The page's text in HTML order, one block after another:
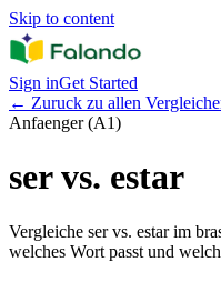
Skip to content
Sign inGet Started
← Zuruck zu allen
Anfaenger (A1)
ser vs. estar
Vergleiche ser vs. estar im
welches Wort passt und